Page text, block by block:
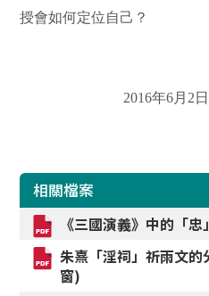
授會如何定位自己？
2016年6月2
相關檔案
《三國演義》中的「
朱熹「淫祠」祈雨文
窗)